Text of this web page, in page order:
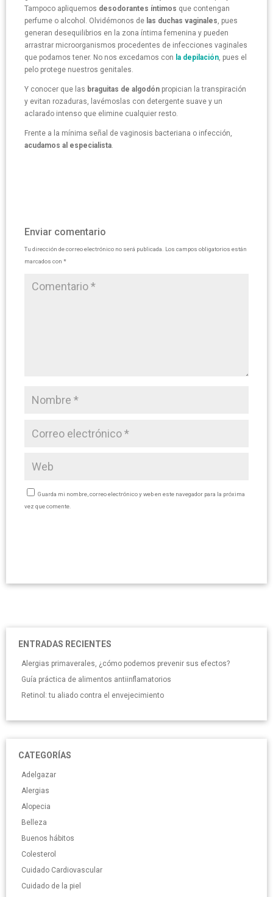
Tampoco apliquemos desodorantes íntimos que contengan
perfume o alcohol. Olvidémonos de las duchas vaginales, pues
generan desequilibrios en la zona íntima femenina y pueden
arrastrar microorganismos procedentes de infecciones vaginales
que podamos tener. No nos excedamos con la depilación, pues el
pelo protege nuestros genitales.
Y conocer que las braguitas de algodón propician la transpiración
y evitan rozaduras, lavémoslas con detergente suave y un
aclarado intenso que elimine cualquier resto.
Frente a la mínima señal de vaginosis bacteriana o infección,
acudamos al especialista.
Enviar comentario
Tu dirección de correo electrónico no será publicada.
Los campos obligatorios están
marcados con *
Guarda mi nombre, correo electrónico y web en este navegador para la próxima
vez que comente.
ENTRADAS RECIENTES
Alergias primaverales, ¿cómo podemos prevenir sus efectos?
Guía práctica de alimentos antiinflamatorios
Retinol: tu aliado contra el envejecimiento
CATEGORÍAS
Adelgazar
Alergias
Alopecia
Belleza
Buenos hábitos
Colesterol
Cuidado Cardiovascular
Cuidado de la piel